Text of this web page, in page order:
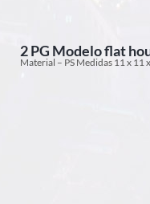
2 PG Modelo flat
Material – PS Medidas 11 x 11